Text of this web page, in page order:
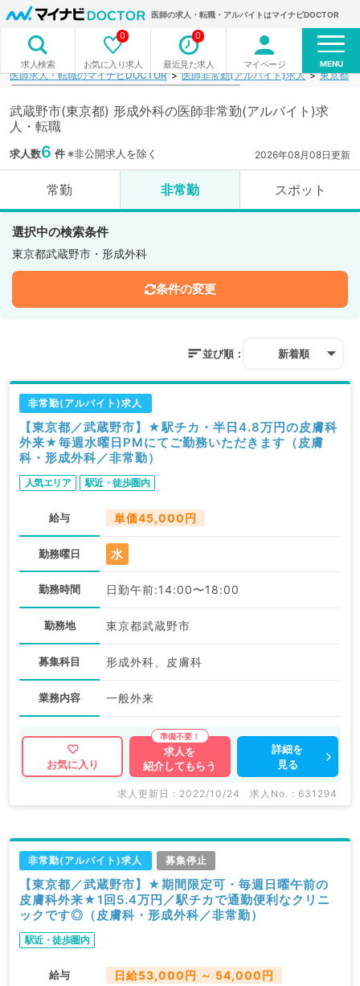
医師の求人・転職・アルバイトはマイナビDOCTOR
求人検索 お気に入り求人
0
最近見た求人
0
マイページ MENU
医師求人・転職のマイナビDOCTOR 医師非常勤(アルバイト)求人 東京都
武蔵野市(東京都) 形成外科の医師非常勤(アルバイト)求
人・転職
求人数6 件※非公開求人を除く 2026年08月08日更新
常勤 非常勤 スポット
選択中の検索条件
東京都武蔵野市・形成外科
条件の変更
並び順： 新着順
非常勤(アルバイト)求人
【東京都／武蔵野市】★駅チカ・半日4.8万円の皮膚科
外来★毎週水曜日PMにてご勤務いただきます（皮膚
科・形成外科／非常勤）
人気エリア 駅近・徒歩圏内
給与 単価45,000円
勤務曜日 水
勤務時間 日勤午前:14:00〜18:00
勤務地 東京都武蔵野市
募集科目 形成外科、皮膚科
業務内容 一般外来
お気に入り
求人を
紹介してもらう
詳細を
見る
求人更新日 : 2022/10/24 求人No. : 631294
非常勤(アルバイト)求人 募集停止
【東京都／武蔵野市】★期間限定可・毎週日曜午前の
皮膚科外来★1回5.4万円／駅チカで通勤便利なクリニ
ックです◎（皮膚科・形成外科／非常勤）
駅近・徒歩圏内
給与 日給53,000円 ～ 54,000円